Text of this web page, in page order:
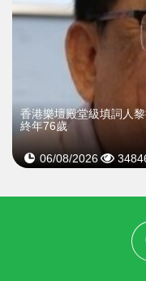
香港樂壇殿堂級填詞人
終年76歲
06/08/2026